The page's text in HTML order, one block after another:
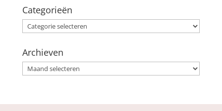
Categorieën
Categorieën
Archieven
Archieven